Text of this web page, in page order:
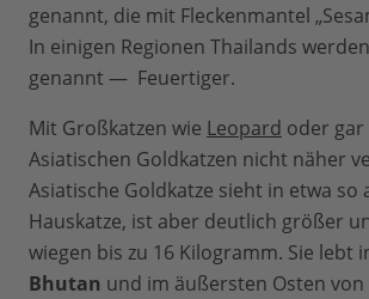
genannt, die mit Fleckenmantel
In einigen Regionen Thailands werden
genannt — Feuertiger.
Mit Großkatzen wie Leopard oder gar
Asiatischen Goldkatzen nicht näher
Asiatische Goldkatze sieht in etwa so
Hauskatze, ist aber deutlich größer
wiegen bis zu 16 Kilogramm. Sie lebt
Bhutan und im äußersten Osten von